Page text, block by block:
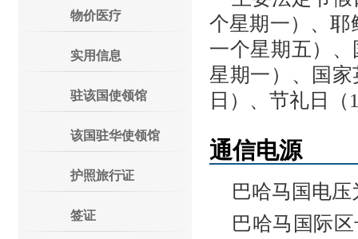
物价医疗
实用信息
驻该国使领馆
该国驻华使领馆
护照旅行证
签证
个星期一）、耶
一个星期五）
星期一）、国
日）、节礼日（
通信电源
巴哈马国电
巴哈马国际